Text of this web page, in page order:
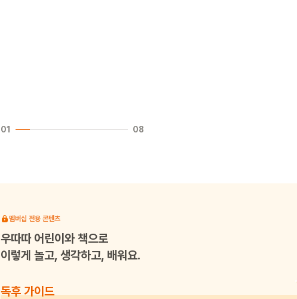
01 08
멤버십 전용 콘텐츠
우따따어린이와 책으로
이렇게 놀고, 생각하고, 배워요.
독후 가이드